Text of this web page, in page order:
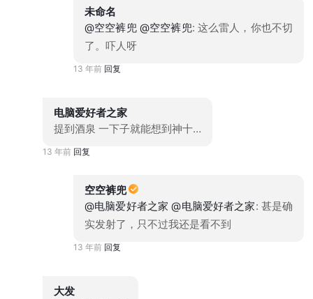
未命名
@空空裤兜 @空空裤兜: 这么雷人，你也不切
了。吓人呀
13 年前 回复
电脑爱好者之家
提到酒泉 一下子就能想到神十…
13 年前 回复
空空裤兜
@电脑爱好者之家 @电脑爱好者之家: 甚是确
实发射了，只不过我还是看不到
13 年前 回复
大发